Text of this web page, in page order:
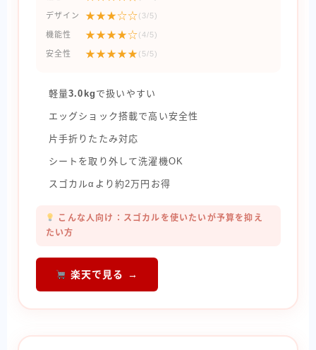
デザイン ★★★☆☆(3/5)
機能性 ★★★★☆(4/5)
安全性 ★★★★★ (5/5)
軽量3.0kg で扱いやすい
エッグショック搭載で高い安全性
片手折りたたみ対応
シートを取り外して洗濯機OK
スゴカルαより約2万円お得
こんな人向け：スゴカルを使いたいが予算を抑え
たい方
楽天で見る →